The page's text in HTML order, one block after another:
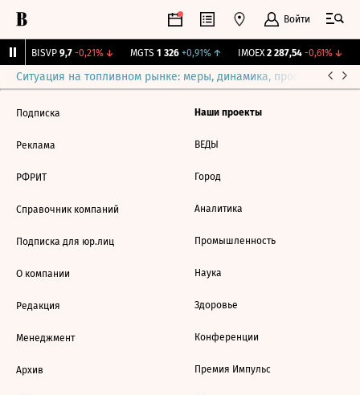
Войти
BISVP 9,7 -0,21%↓ MGTS 1 326 +0,91%↑ IMOEX 2 287,54 -0,61%↓
Ситуация на топливном рынке: меры, динамика, прогнозы
Подписка
Реклама
РФРИТ
Справочник компаний
Подписка для юр.лиц
О компании
Редакция
Менеджмент
Архив
Наши проекты
ВЕДЫ
Город
Аналитика
Промышленность
Наука
Здоровье
Конференции
Премия Импульс